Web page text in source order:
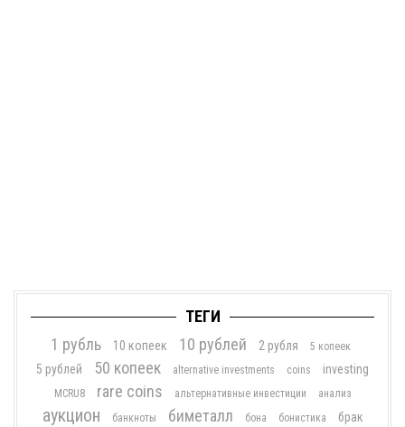
ТЕГИ
1 рубль
10 копеек 10 рублей 2 рубля 5 копеек
5 рублей 50 копеек alternative investments coins investing
MCRU8 rare coins альтернативные инвестиции анализ
аукцион банкноты биметалл бона бонистика брак